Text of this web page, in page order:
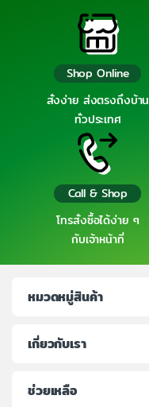
Shop Online
สั่งง่าย ส่งตรงถึงบ้าน
ทั่วประเทศ
Call & Shop
โทรสั่งซื้อได้ง่าย ๆ
กับเจ้าหน้าที่
หมวดหมู่สินค้า
เกี่ยวกับเรา
ช่วยเหลือ